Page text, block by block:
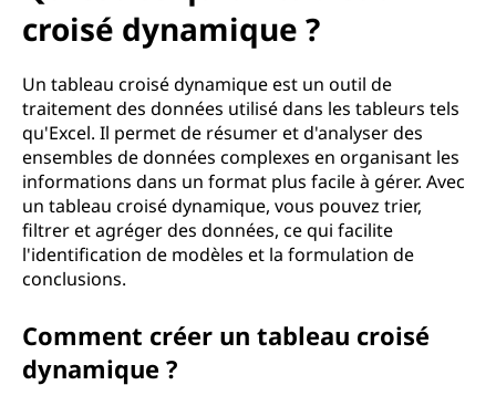
u
n
croisé dynamique ?
Un tableau croisé dynamique est un outil de
traitement des données utilisé dans les tableurs tels
qu'Excel. Il permet de résumer et d'analyser des
ensembles de données complexes en organisant les
informations dans un format plus facile à gérer. Avec
un tableau croisé dynamique, vous pouvez trier,
filtrer et agréger des données, ce qui facilite
l'identification de modèles et la formulation de
conclusions.
Comment créer un tableau croisé
dynamique ?